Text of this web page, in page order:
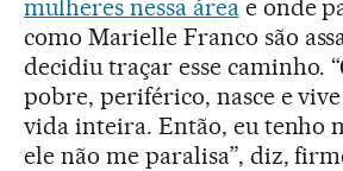
mulheres nessa áreae onde
como Marielle Franco são
decidiu traçar esse caminho.
pobre, periférico, nasce e
vida inteira. Então, eu tenho
ele não me paralisa”, diz,